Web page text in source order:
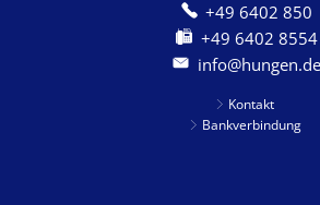
+49 6402 850
+49 6402 8554
info@hungen.de
Kontakt
Bankverbindung